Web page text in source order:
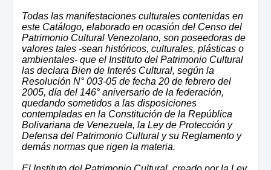
Todas las manifestaciones culturales contenidas en
este Catálogo, elaborado en ocasión del Censo del
Patrimonio Cultural Venezolano, son poseedoras de
valores tales -sean históricos, culturales, plásticas o
ambientales- que el Instituto del Patrimonio Cultural
las declara Bien de Interés Cultural, según la
Resolución N° 003-05 de fecha 20 de febrero del
2005, día del 146° aniversario de la federación,
quedando sometidos a las disposiciones
contempladas en la Constitución de la República
Bolivariana de Venezuela, la Ley de Protección y
Defensa del Patrimonio Cultural y su Reglamento y
demás normas que rigen la materia.